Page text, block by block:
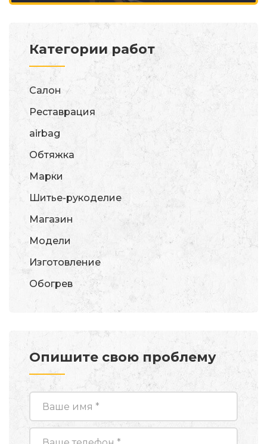
Категории работ
Салон
Реставрация
airbag
Обтяжка
Марки
Шитье-рукоделие
Магазин
Модели
Изготовление
Обогрев
Опишите свою проблему